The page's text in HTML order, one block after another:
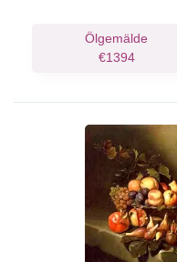
Ölgemälde
€1394